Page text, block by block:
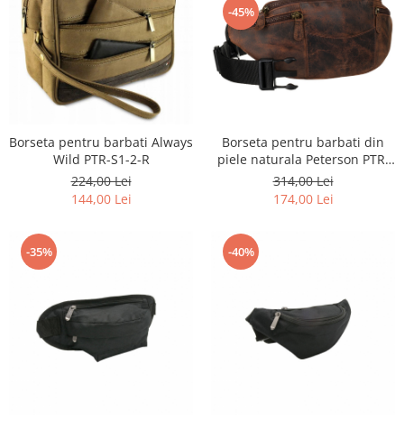
Borseta pentru barbati Always
Wild PTR-S1-2-R
224,00 Lei
144,00 Lei
-45%
Borseta pentru barbati din
piele naturala Peterson PTR-
PTN 2507-H
314,00 Lei
174,00 Lei
-35% -40%